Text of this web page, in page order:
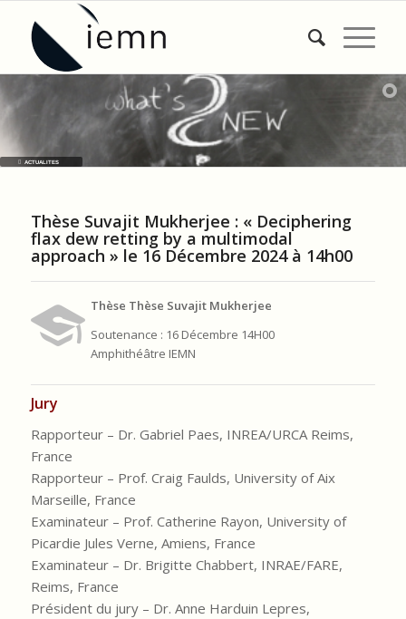
ACTUALITES
Thèse Suvajit Mukherjee : « Deciphering
flax dew retting by a multimodal
approach » le 16 Décembre 2024 à 14h00
Thèse Thèse Suvajit Mukherjee
Soutenance : 16 Décembre 14H00
Amphithéâtre IEMN
Jury
Rapporteur – Dr. Gabriel Paes, INREA/URCA Reims,
France
Rapporteur – Prof. Craig Faulds, University of Aix
Marseille, France
Examinateur – Prof. Catherine Rayon, University of
Picardie Jules Verne, Amiens, France
Examinateur – Dr. Brigitte Chabbert, INRAE/FARE,
Reims, France
Président du jury – Dr. Anne Harduin Lepres,